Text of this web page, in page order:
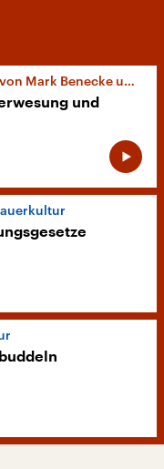
Benecke und Jörg Buttgereit
und